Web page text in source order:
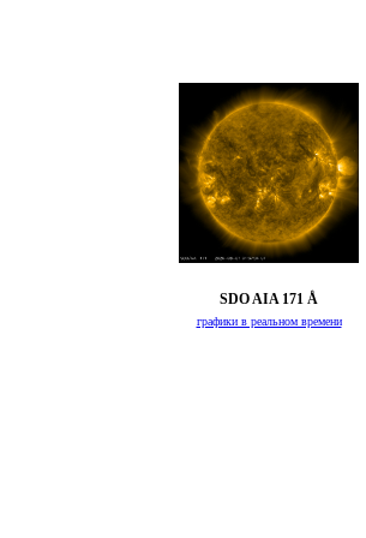
SDO AIA 171 Å
графики в реальном времени